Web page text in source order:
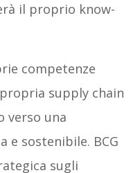
il proprio know-
competenze
supply chain
verso una
e sostenibile. BCG
sugli